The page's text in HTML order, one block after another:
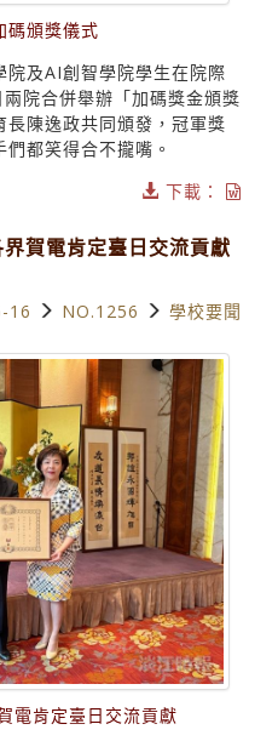
碼頒獎儀式
院及AI創智學院學生在院際
院合併舉辦「加碼獎金頒獎
陳逸政共同頒發，冠軍獎
都笑得合不攏嘴。
下載：
賀電肯定臺日交流貢獻
16 NO.1256 學校要聞
電肯定臺日交流貢獻